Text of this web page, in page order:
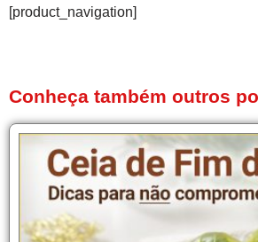
[product_navigation]
Conheça também outros